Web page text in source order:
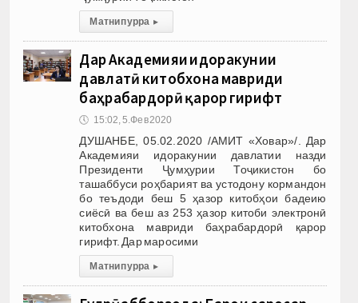
Матни пурра ▸
Дар Академияи идоракунии
давлатӣ китобхона мавриди
баҳрабардорӣ қарор гирифт
🕔 15:02, 5.Фев 2020
ДУШАНБЕ, 05.02.2020 /АМИТ «Ховар»/. Дар
Академияи идоракунии давлатии назди
Президенти Ҷумҳурии Тоҷикистон бо
ташаббуси роҳбарият ва устодону кормандон
бо теъдоди беш 5 ҳазор китобҳои бадеию
сиёсӣ ва беш аз 253 ҳазор китоби электронӣ
китобхона мавриди баҳрабардорӣ қарор
гирифт. Дар маросими
Матни пурра ▸